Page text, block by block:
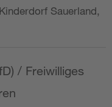
Sauerland,
/ Freiwilliges